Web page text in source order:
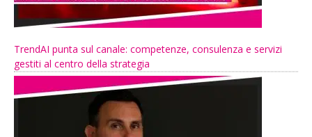
TrendAI punta sul canale: competenze, consulenza e servizi
gestiti al centro della strategia